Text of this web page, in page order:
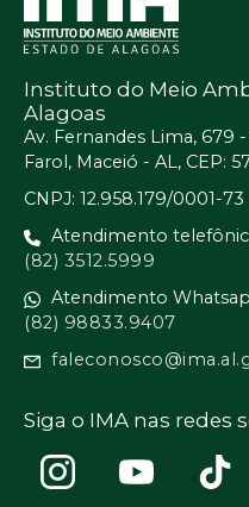
Instituto do Meio
Alagoas
Av. Fernandes Lima, 679 -
Farol, Maceió - AL, CEP:
CNPJ: 12.958.179/0001-73
Atendimento
(82) 3512.5999
Atendimento
(82) 98833.9407
Siga o IMA nas redes